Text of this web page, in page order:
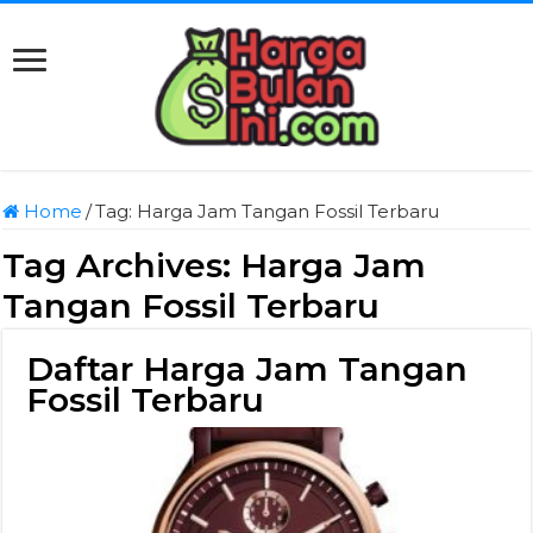
Home /Tag: Harga Jam Tangan Fossil Terbaru
Tag Archives: Harga Jam
Tangan Fossil Terbaru
Daftar Harga Jam Tangan
Fossil Terbaru